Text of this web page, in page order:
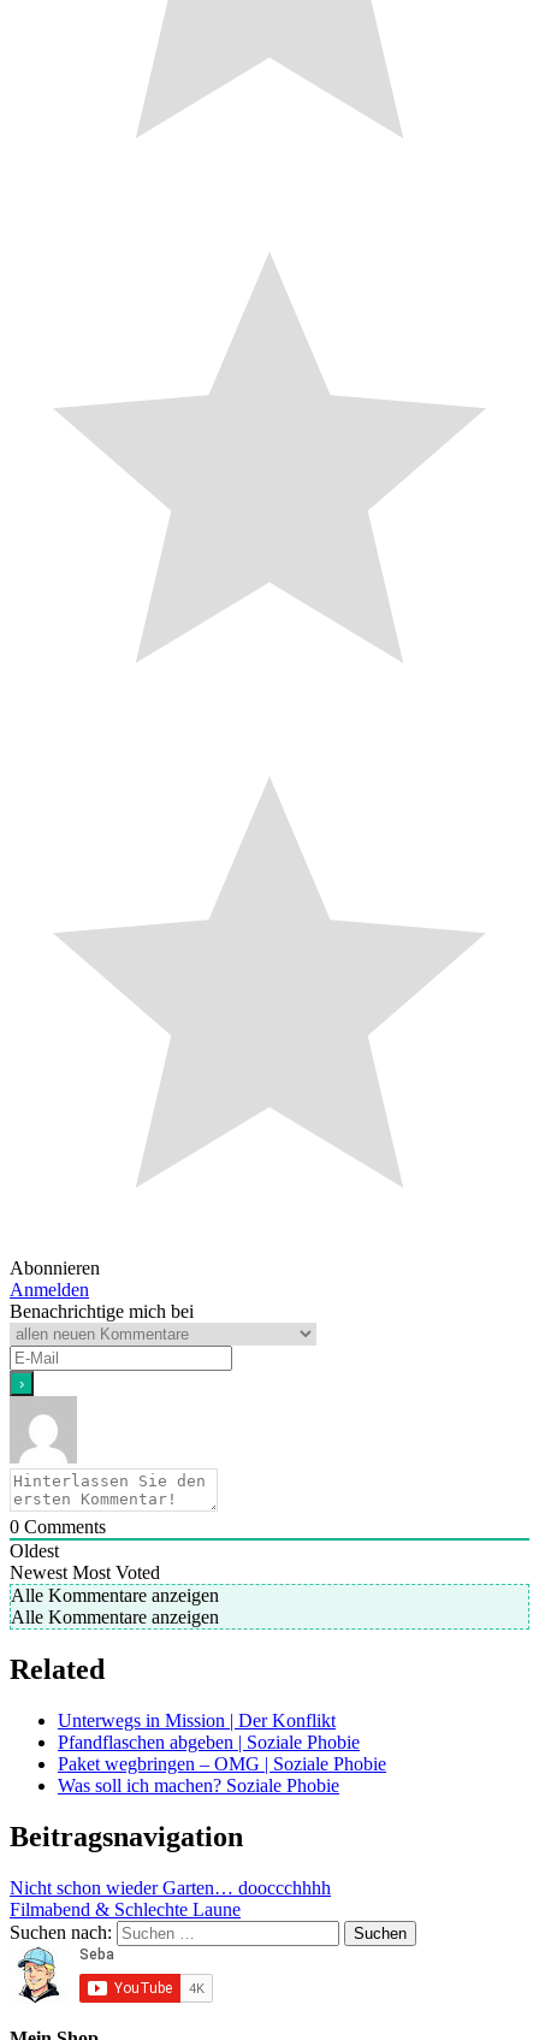
Abonnieren
Anmelden
Benachrichtige mich bei
0 Comments
Oldest
Newest Most Voted
Alle Kommentare anzeigen
Alle Kommentare anzeigen
Related
Unterwegs in Mission | Der Konflikt
Pfandflaschen abgeben | Soziale Phobie
Paket wegbringen – OMG | Soziale Phobie
Was soll ich machen? Soziale Phobie
Beitragsnavigation
Nicht schon wieder Garten… dooccchhhh
Filmabend & Schlechte Laune
Suchen nach: